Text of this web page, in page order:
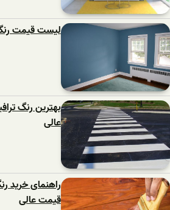
لیست قیمت رنگ
بهترین رنگ
عالی
راهنمای خرید
قیمت عالی